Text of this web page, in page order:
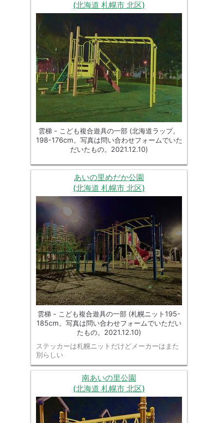
(北海道 札幌市 北区)
雲梯 - こども複合遊具の一部 (北海道ラップ。
198-176cm。写真は問い合わせフォームでいた
だいたもの。2021.12.10)
あいの里めだか公園
(北海道 札幌市 北区)
雲梯 - こども複合遊具の一部 (札幌ニット195-
185cm。写真は問い合わせフォームでいただい
たもの。2021.12.10)
ステッカーは札幌ニットだけどメーカーはまた
別らしい
南あいの里公園
(北海道 札幌市 北区)